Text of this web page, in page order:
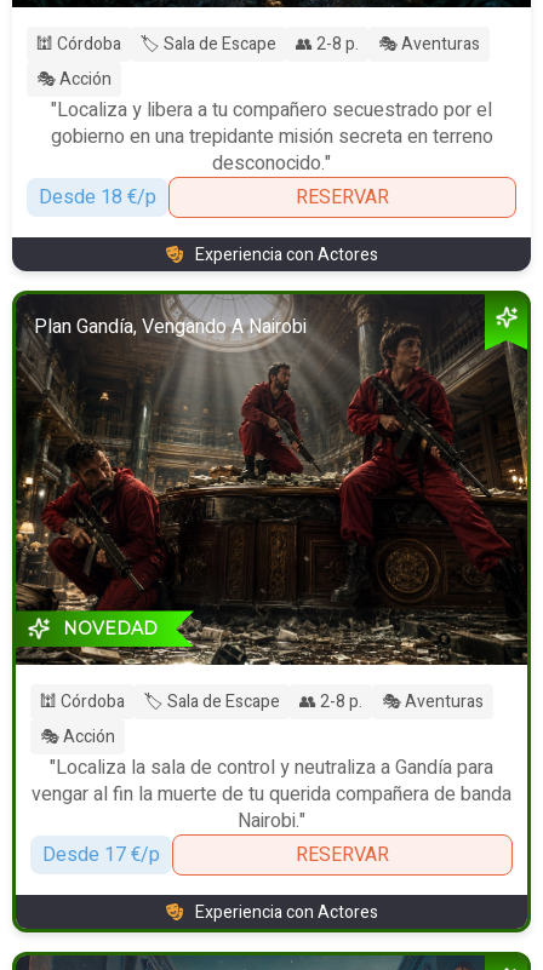
🕍 Córdoba 🏷️ Sala de Escape 👥 2-8 p.
🎭 Aventuras
🎭 Acción
"Localiza y libera a tu compañero secuestrado por el
gobierno en una trepidante misión secreta en terreno
desconocido."
Desde 18 €/p
RESERVAR
Experiencia con Actores
Plan Gandía, Vengando A Nairobi
NOVEDAD
🕍 Córdoba 🏷️ Sala de Escape 👥 2-8 p.
🎭 Aventuras
🎭 Acción
"Localiza la sala de control y neutraliza a Gandía para
vengar al fin la muerte de tu querida compañera de banda
Nairobi."
Desde 17 €/p
RESERVAR
Experiencia con Actores